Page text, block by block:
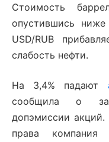
Стоимость
опустившись
USD/RUB
слабость нефти.
На 3,4% падают
сообщила о
допэмиссии акций.
права